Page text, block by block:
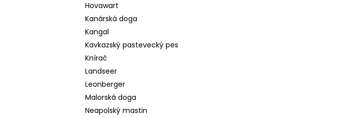
Hovawart
Kanárská doga
Kangal
Kavkazský pastevecký pes
Knírač
Landseer
Leonberger
Malorská doga
Neapolský mastin